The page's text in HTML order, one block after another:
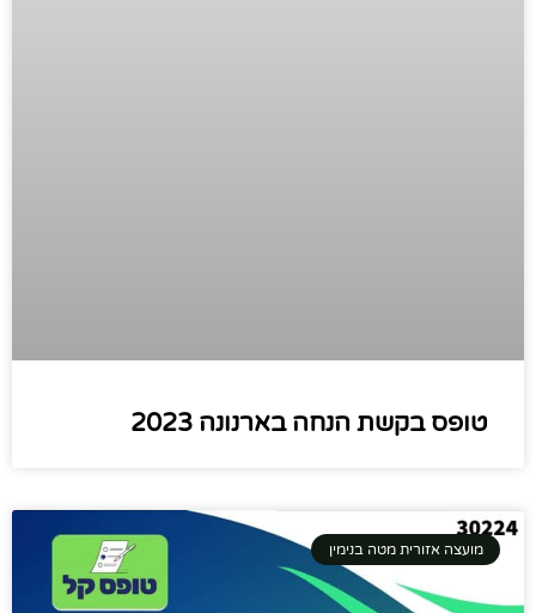
טופס בקשת הנחה בארנונה 2023
מועצה אזורית מטה בנימין